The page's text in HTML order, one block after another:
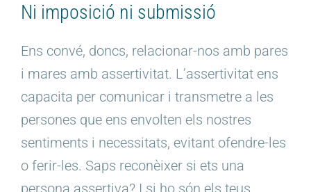
Ni imposició ni submissió
Ens convé, doncs, relacionar-nos amb pares
i mares amb assertivitat. L’assertivitat ens
capacita per comunicar i transmetre a les
persones que ens envolten els nostres
sentiments i necessitats, evitant ofendre-les
o ferir-les. Saps reconèixer si ets una
persona assertiva? I si ho són els teus